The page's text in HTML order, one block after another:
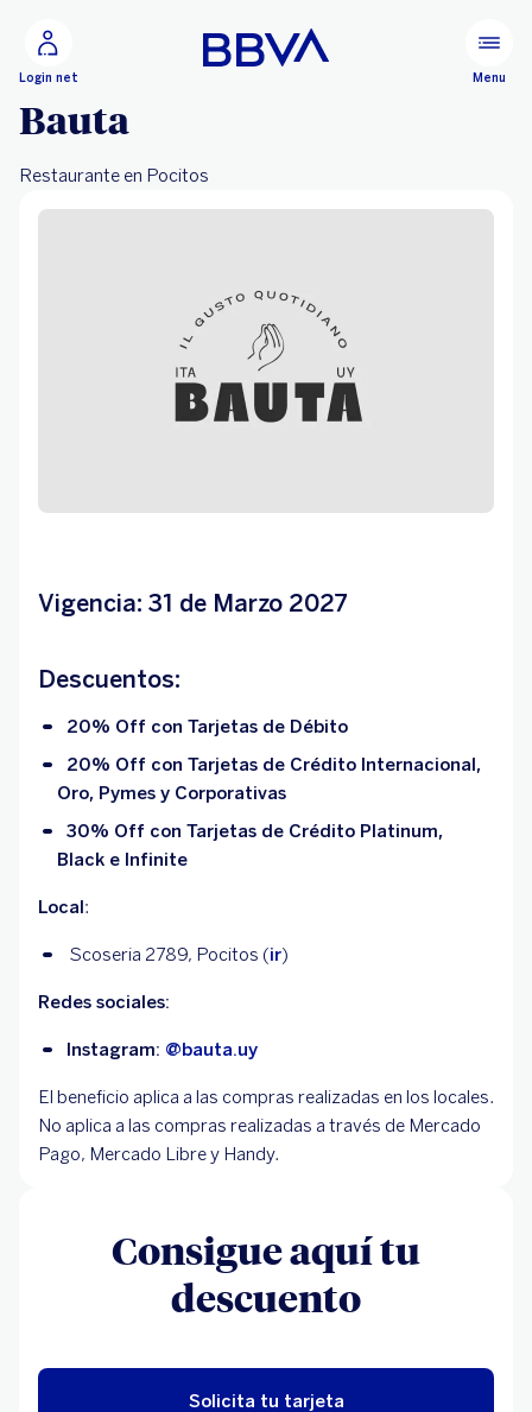
Configurar
Login net Menu
Bauta
Restaurante en Pocitos
Vigencia: 31 de Marzo 2027
Descuentos:
20% Off con Tarjetas de Débito
20% Off con Tarjetas de Crédito Internacional,
Oro, Pymes y Corporativas
30% Off con Tarjetas de Crédito Platinum,
Black e Infinite
Local:
Scoseria 2789, Pocitos (ir)
Redes sociales:
Instagram: @bauta.uy
El beneficio aplica a las compras realizadas en los locales.
No aplica a las compras realizadas a través de Mercado
Pago, Mercado Libre y Handy.
Consigue aquí tu
descuento
Solicita tu tarjeta